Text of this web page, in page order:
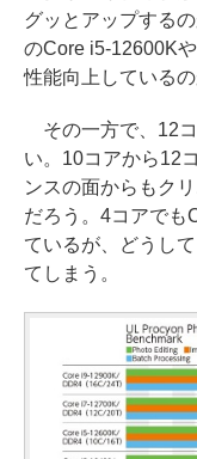
グッとアップする
のCore i5-12600K
性能向上しているの
その一方で、12
い。10コアから12
ンスの面からもク
だろう。4コアでも
ているが、どうし
てしまう。